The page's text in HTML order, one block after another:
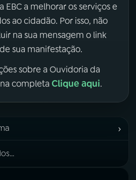
EBC a melhorar os serviços e
ao cidadão. Por isso, não
na sua mensagem o link
sua manifestação.
sobre a Ouvidoria da
completa Clique aqui.
›